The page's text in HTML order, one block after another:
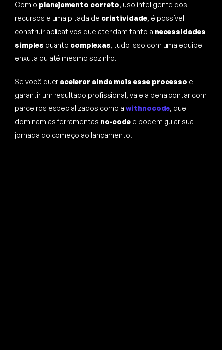
Com o planejamento correto, uso inteligente dos
recursos e uma pitada de criatividade, é possível
construir aplicativos que atendam tanto a necessidades
simples quanto complexas, tudo isso com uma equipe
enxuta ou até mesmo sozinho.
Se você quer acelerar ainda mais esse processo e
garantir um resultado profissional, vale a pena contar com
parceiros especializados como a withnocode, que
dominam as ferramentas no-code e podem guiar sua
jornada do começo ao lançamento.